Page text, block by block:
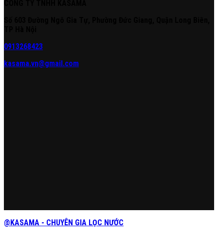
0913268423
kasama.vn@gmail.com
@KASAMA - CHUYÊN GIA LỌC NƯỚC